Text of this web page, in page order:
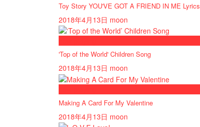
Toy Story YOU'VE GOT A FRIEND IN ME Lyrics
2018年4月13日 moon
'Top of the World' Children Song
2018年4月13日 moon
Making A Card For My Valentine
2018年4月13日 moon